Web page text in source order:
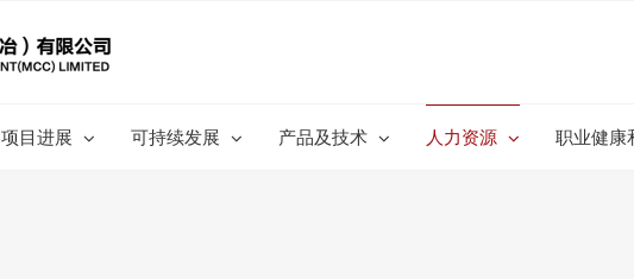
项目进展 可持续发展 产品及技术 人力资源 职业健康